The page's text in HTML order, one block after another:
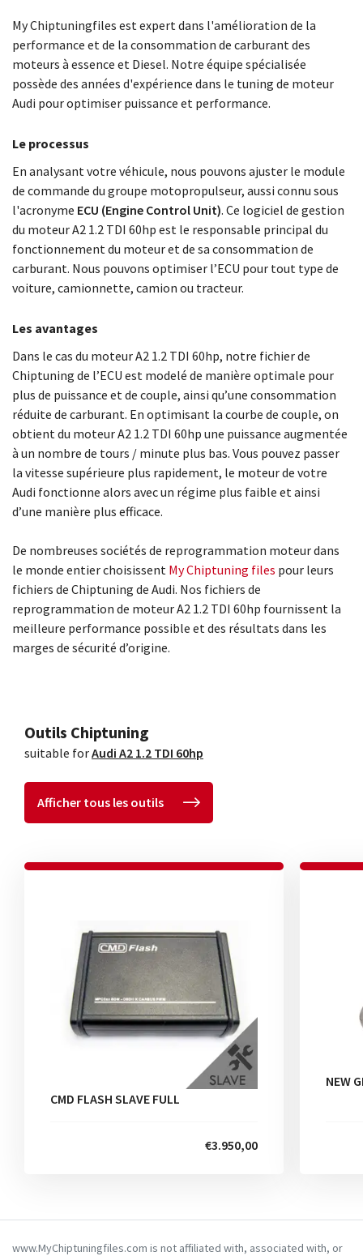
My Chiptuningfiles est expert dans l'amélioration de la
performance et de la consommation de carburant des
moteurs à essence et Diesel. Notre équipe spécialisée
possède des années d'expérience dans le tuning de moteur
Audi pour optimiser puissance et performance.
Le processus
En analysant votre véhicule, nous pouvons ajuster le module
de commande du groupe motopropulseur, aussi connu sous
l'acronyme ECU (Engine Control Unit). Ce logiciel de gestion
du moteur A2 1.2 TDI 60hp est le responsable principal du
fonctionnement du moteur et de sa consommation de
carburant. Nous pouvons optimiser l’ECU pour tout type de
voiture, camionnette, camion ou tracteur.
Les avantages
Dans le cas du moteur A2 1.2 TDI 60hp, notre fichier de
Chiptuning de l’ECU est modelé de manière optimale pour
plus de puissance et de couple, ainsi qu’une consommation
réduite de carburant. En optimisant la courbe de couple, on
obtient du moteur A2 1.2 TDI 60hp une puissance augmentée
à un nombre de tours / minute plus bas. Vous pouvez passer
la vitesse supérieure plus rapidement, le moteur de votre
Audi fonctionne alors avec un régime plus faible et ainsi
d’une manière plus efficace.
De nombreuses sociétés de reprogrammation moteur dans
le monde entier choisissent My Chiptuning files pour leurs
fichiers de Chiptuning de Audi. Nos fichiers de
reprogrammation de moteur A2 1.2 TDI 60hp fournissent la
meilleure performance possible et des résultats dans les
marges de sécurité d’origine.
Outils Chiptuning
suitable forAudi A2 1.2 TDI 60hp
Afficher tous les outils
CMD FLASH SLAVE FULL
€3.950,00
NEW
www.MyChiptuningfiles.com is not affiliated with, associated with, or